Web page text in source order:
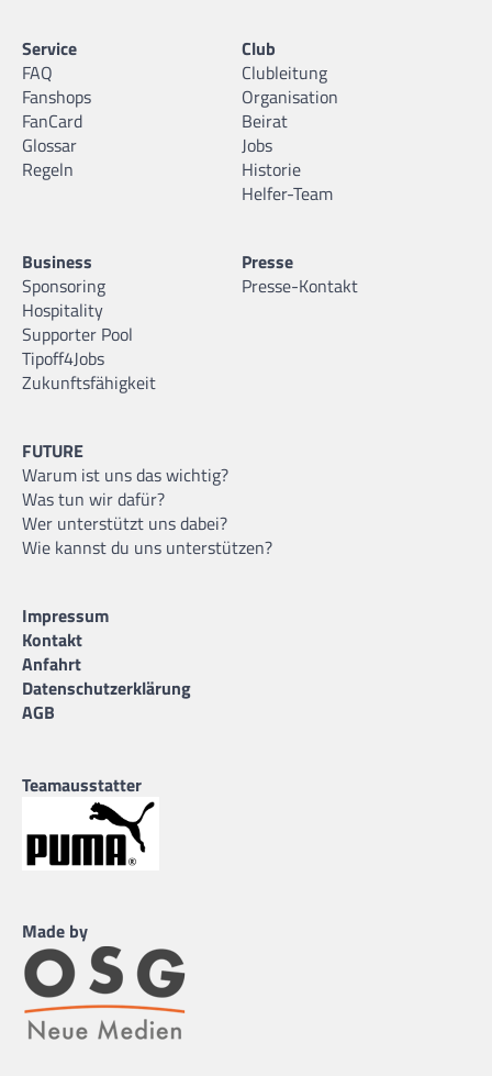
Service
FAQ
Fanshops
FanCard
Glossar
Regeln
Club
Clubleitung
Organisation
Beirat
Jobs
Historie
Helfer-Team
Business
Sponsoring
Hospitality
Supporter Pool
Tipoff4Jobs
Zukunftsfähigkeit
Presse
Presse-Kontakt
FUTURE
Warum ist uns das wichtig?
Was tun wir dafür?
Wer unterstützt uns dabei?
Wie kannst du uns unterstützen?
Impressum
Kontakt
Anfahrt
Datenschutzerklärung
AGB
Teamausstatter
Made by